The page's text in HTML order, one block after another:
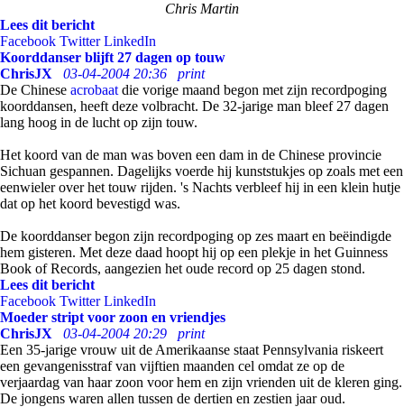
Chris Martin
Lees dit bericht
Facebook Twitter LinkedIn
Koorddanser blijft 27 dagen op touw
ChrisJX
03-04-2004 20:36
print
De Chinese acrobaat die vorige maand begon met zijn recordpoging
koorddansen, heeft deze volbracht. De 32-jarige man bleef 27 dagen
lang hoog in de lucht op zijn touw.
Het koord van de man was boven een dam in de Chinese provincie
Sichuan gespannen. Dagelijks voerde hij kunststukjes op zoals met een
eenwieler over het touw rijden. 's Nachts verbleef hij in een klein hutje
dat op het koord bevestigd was.
De koorddanser begon zijn recordpoging op zes maart en beëindigde
hem gisteren. Met deze daad hoopt hij op een plekje in het Guinness
Book of Records, aangezien het oude record op 25 dagen stond.
Lees dit bericht
Facebook Twitter LinkedIn
Moeder stript voor zoon en vriendjes
ChrisJX
03-04-2004 20:29
print
Een 35-jarige vrouw uit de Amerikaanse staat Pennsylvania riskeert
een gevangenisstraf van vijftien maanden cel omdat ze op de
verjaardag van haar zoon voor hem en zijn vrienden uit de kleren ging.
De jongens waren allen tussen de dertien en zestien jaar oud.